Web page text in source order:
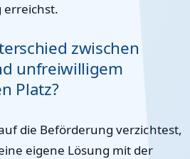
erreichst.
zwischen
unfreiwilligem
Platz?
die Beförderung verzichtest,
eigene Lösung mit der